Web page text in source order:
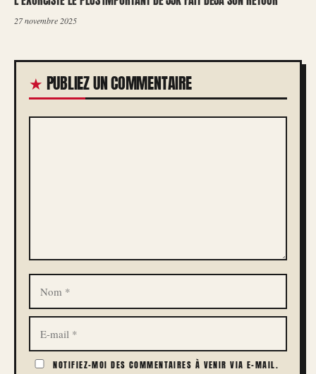
27 novembre 2025
PUBLIEZ UN COMMENTAIRE
COMMENTAIRE
NOM
E-
MAIL
NOTIFIEZ-MOI DES COMMENTAIRES À VENIR VIA E-MAIL.